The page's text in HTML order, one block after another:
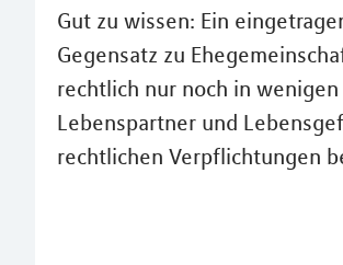
Gut zu wissen: Ein
Gegensatz zu
rechtlich nur noch in
Lebenspartner und
rechtlichen Verpflichtungen